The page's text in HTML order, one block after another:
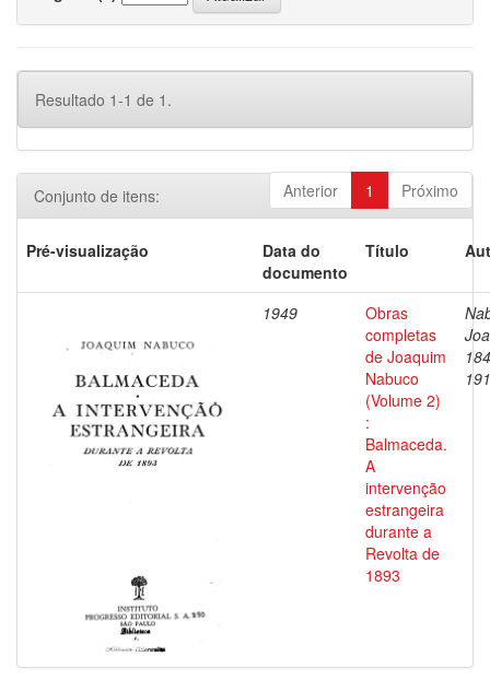
Resultado 1-1 de 1.
Anterior 1 Próximo
Conjunto de itens:
Pré-visualização
Data do
documento
Título
1949
Obras
completas
de Joaquim
Nabuco
(Volume 2)
:
Balmaceda.
A
intervenção
estrangeira
durante a
Revolta de
1893